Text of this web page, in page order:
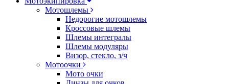
Мотошлемы
Недорогие мотошлемы
Кроссовые шлемы
Шлемы интегралы
Шлемы модуляры
Визор, стекло, з/ч
Мотоочки
Мото очки